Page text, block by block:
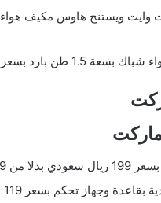
سعودي بدلاً من 1899 ريال سعودي.
سعودي.
بسعر 119 سعودي بدلا من 149 ريال سعودي.